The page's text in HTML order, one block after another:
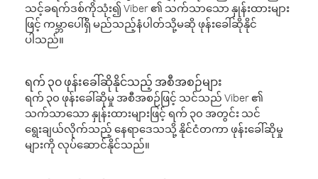
သင့်ခရက်ဒစ်ကိုသုံး၍ Viber ၏ သက်သာသော နှုန်းထားများ
ဖြင့် ကမ္ဘာပေါ်ရှိ မည်သည့်နံပါတ်သို့မဆို ဖုန်းခေါ်ဆိုနိုင်
ပါသည်။
ရက် ၃၀ ဖုန်းခေါ်ဆိုနိုင်သည့် အစီအစဉ်များ
ရက် ၃၀ ဖုန်းခေါ်ဆိုမှု အစီအစဉ်ဖြင့် သင်သည် Viber ၏
သက်သာသော နှုန်းထားများဖြင့် ရက် ၃၀ အတွင်း သင်
ရွေးချယ်လိုက်သည့် နေရာဒေသသို့ နိုင်ငံတကာ ဖုန်းခေါ်ဆိုမှု
များကို လုပ်ဆောင်နိုင်သည်။